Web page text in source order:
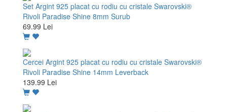
Set Argint 925 placat cu rodiu cu cristale Swarovski®
Rivoli Paradise Shine 8mm Surub
69.99 Lei
Cercei Argint 925 placat cu rodiu cu cristale Swarovski®
Rivoli Paradise Shine 14mm Leverback
139.99 Lei